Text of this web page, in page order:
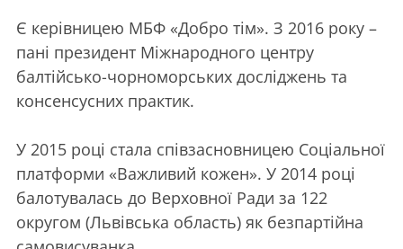
Є керівницею МБФ «Добро тім». З 2016 року –
пані президент Міжнародного центру
балтійсько-чорноморських досліджень та
консенсусних практик.
У 2015 році стала співзасновницею Соціальної
платформи «Важливий кожен». У 2014 році
балотувалась до Верховної Ради за 122
округом (Львівська область) як безпартійна